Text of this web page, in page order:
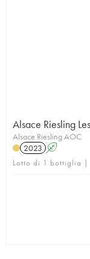
Alsace Riesling
Alsace Riesling AOC
2023 A
Lotto di 1 bottiglia |